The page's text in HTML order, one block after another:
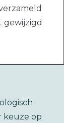
gewijzigd
keuze op